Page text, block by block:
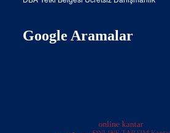
Google Aramalar